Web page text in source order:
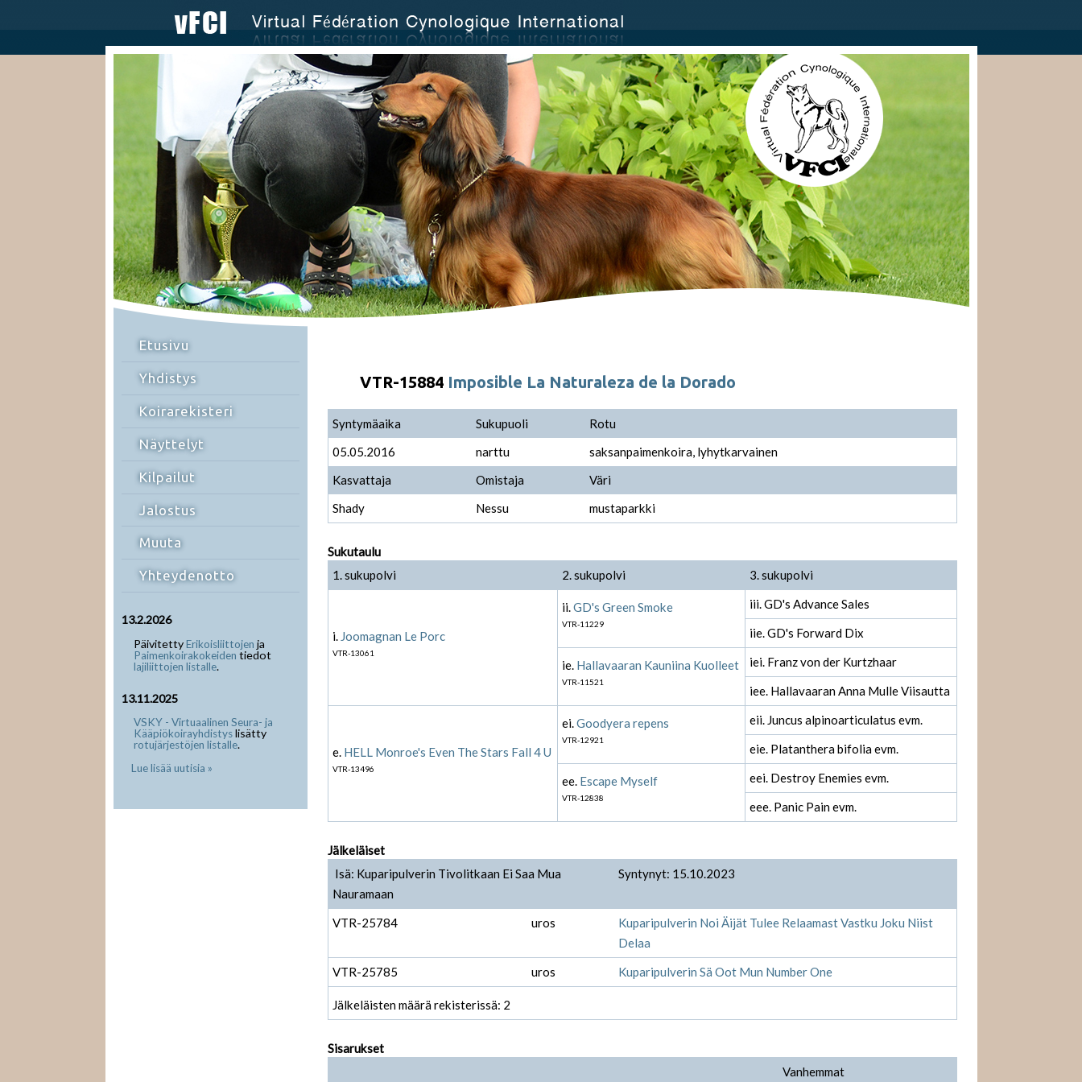
Etusivu
Yhdistys
Koirarekisteri
Näyttelyt
Kilpailut
Jalostus
Muuta
Yhteydenotto
13.2.2026
PäivitettyErikoisliittojen ja
Paimenkoirakokeiden tiedot
lajiliittojen listalle.
13.11.2025
VSKY - Virtuaalinen Seura- ja
Kääpiökoirayhdistyslisätty
rotujärjestöjen listalle.
Lue lisää uutisia »
VTR-15884 Imposible La Naturaleza de la Dorado
Syntymäaika Sukupuoli
Rotu
05.05.2016
narttu
saksanpaimenkoira, lyhytkarvainen
Kasvattaja
Omistaja
Väri
Shady
Nessu mustaparkki
Sukutaulu
1. sukupolvi
2. sukupolvi 3. sukupolvi
i. Joomagnan Le Porc
VTR-13061
ii.GD's Green Smoke
VTR-11229
iii. GD's Advance Sales
iie. GD's Forward Dix
ie. Hallavaaran Kauniina Kuolleet
VTR-11521
iei. Franz von der Kurtzhaar
iee. Hallavaaran Anna Mulle Viisautta
e. HELL Monroe's Even The Stars Fall 4 U
VTR-13496
ei.Goodyera repens
VTR-12921
eii. Juncus alpinoarticulatus evm.
eie. Platanthera bifolia evm.
ee. Escape Myself
VTR-12838
eei. Destroy Enemies evm.
eee. Panic Pain evm.
Jälkeläiset
Isä: Kuparipulverin Tivolitkaan Ei Saa Mua
Nauramaan
Syntynyt: 15.10.2023
VTR-25784 uros
Kuparipulverin Noi Äijät Tulee Relaamast Vastku Joku Niist
Delaa
VTR-25785
uros Kuparipulverin Sä Oot Mun Number One
Jälkeläisten määrä rekisterissä: 2
Sisarukset
Vanhemmat